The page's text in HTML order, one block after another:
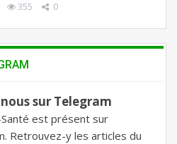
355 0
sur Telegram
est présent sur
Retrouvez-y les articles du